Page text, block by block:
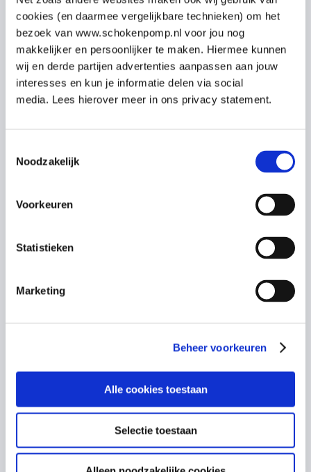
cookies (en daarmee vergelijkbare technieken) om het
bezoek van www.schokenpomp.nl voor jou nog
makkelijker en persoonlijker te maken. Hiermee kunnen
wij en derde partijen advertenties aanpassen aan jouw
interesses en kun je informatie delen via social
media. Lees hierover meer in ons privacy statement.
Noodzakelijk
Voorkeuren
Statistieken
Marketing
Beheer voorkeuren
Alle cookies toestaan
Selectie toestaan
De rol van paracetamol in de
hulpmiddel